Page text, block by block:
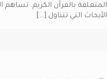
المتعلقة بالقرآن الكريم.
الأبحاث التي تتناول […]